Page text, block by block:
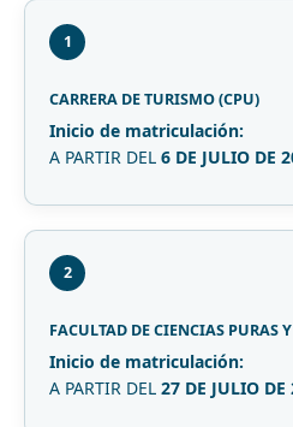
1
CARRERA DE TURISMO (CPU)
Inicio de matriculación:
A PARTIR DEL 6 DE JULIO DE
2
FACULTAD DE CIENCIAS PURAS
Inicio de matriculación:
A PARTIR DEL 27 DE JULIO DE